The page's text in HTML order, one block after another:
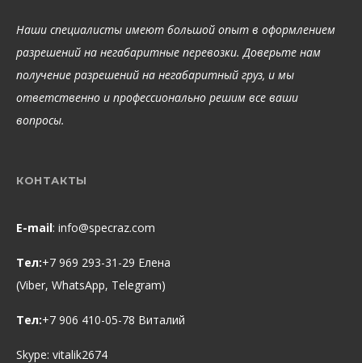
Наши специалисты имеют большой опыт в оформлением
разрешений на негабаритные перевозки. Доверьте нам
получение разрешений на негабаритный груз, и мы
ответственно и профессионально решим все ваши
вопросы.
КОНТАКТЫ
E-mail: info@specraz.com
Тел:+7 969 293-31-29 Елена
(Viber, WhatsApp, Telegram)
Тел:+7 906 410-05-78 Виталий
Skype: vitalik2674